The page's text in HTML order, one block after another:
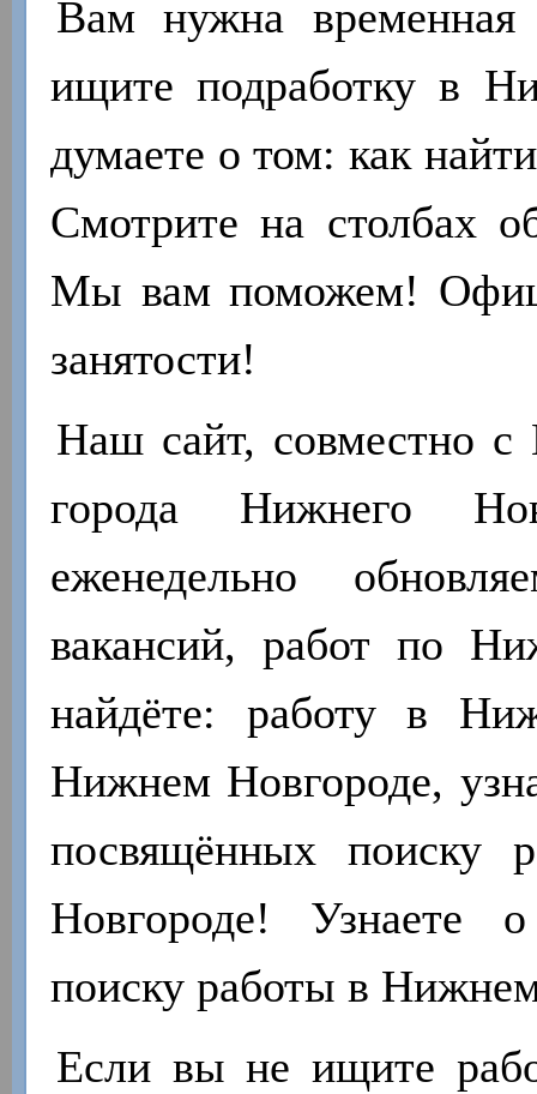
Вам нужна временная
ищите подработку в
думаете о том: как
Смотрите на столбах
Мы вам поможем!
занятости!
Наш сайт, совместно с
города Нижнего
еженедельно
вакансий, работ по
найдёте: работу в
Нижнем Новгороде,
посвящённых поиску
Новгороде! Узнаете
поиску работы в
Если вы не ищите